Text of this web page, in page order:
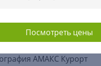
Посмотреть цены